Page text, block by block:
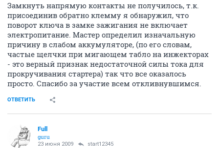
Замкнуть напрямую контакты не получилось, т.к.
присоединив обратно клемму я обнаружил, что
поворот ключа в замке зажигания не включает
электропитание. Мастер определил изначальную
причину в слабом аккумуляторе, (по его словам,
частые щелчки при мигающем табло на инжекторах
- это верный признак недостаточной силы тока для
прокручивания стартера) так что все оказалось
просто. Спасибо за участие всем откливнувшимся.
ОТВЕТИТЬ
Full
guru
23 июня 2009 start12345